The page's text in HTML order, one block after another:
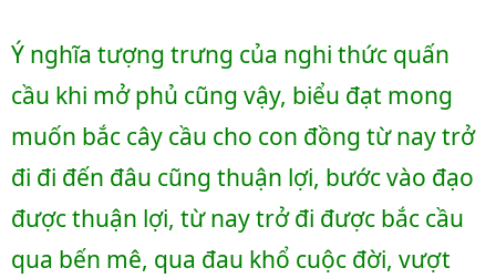
Ý nghĩa tượng trưng của nghi thức quấn
cầu khi mở phủ cũng vậy, biểu đạt mong
muốn bắc cây cầu cho con đồng từ nay trở
đi đi đến đâu cũng thuận lợi, bước vào đạo
được thuận lợi, từ nay trở đi được bắc cầu
qua bến mê, qua đau khổ cuộc đời, vượt